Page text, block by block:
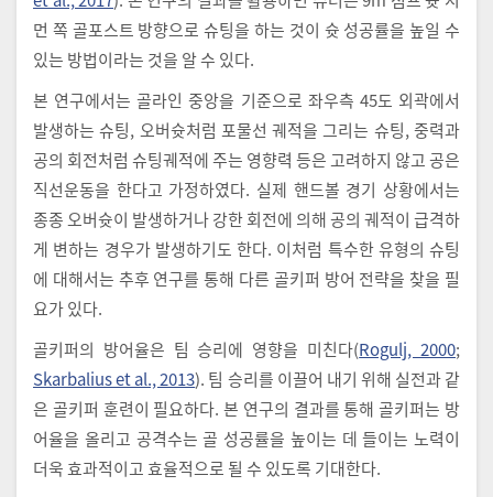
먼 쪽 골포스트 방향으로 슈팅을 하는 것이 슛 성공률을 높일 수
있는 방법이라는 것을 알 수 있다.
본 연구에서는 골라인 중앙을 기준으로 좌우측 45도 외곽에서
발생하는 슈팅, 오버슛처럼 포물선 궤적을 그리는 슈팅, 중력과
공의 회전처럼 슈팅궤적에 주는 영향력 등은 고려하지 않고 공은
직선운동을 한다고 가정하였다. 실제 핸드볼 경기 상황에서는
종종 오버슛이 발생하거나 강한 회전에 의해 공의 궤적이 급격하
게 변하는 경우가 발생하기도 한다. 이처럼 특수한 유형의 슈팅
에 대해서는 추후 연구를 통해 다른 골키퍼 방어 전략을 찾을 필
요가 있다.
골키퍼의 방어율은 팀 승리에 영향을 미친다(Rogulj, 2000;
Skarbalius et al., 2013). 팀 승리를 이끌어 내기 위해 실전과 같
은 골키퍼 훈련이 필요하다. 본 연구의 결과를 통해 골키퍼는 방
어율을 올리고 공격수는 골 성공률을 높이는 데 들이는 노력이
더욱 효과적이고 효율적으로 될 수 있도록 기대한다.